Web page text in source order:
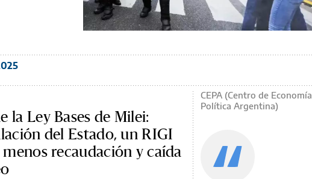
la Ley Bases de Milei:
del Estado, un RIGI
recaudación y caída
CEPA (Centro de Economía
Política Argentina)